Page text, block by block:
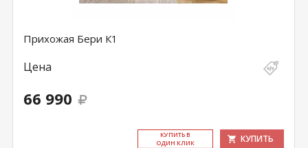
Прихожая Бери К1
Цена
66 990
КУ­ПИТЬ В
ОДИН КЛИК
КУПИТЬ